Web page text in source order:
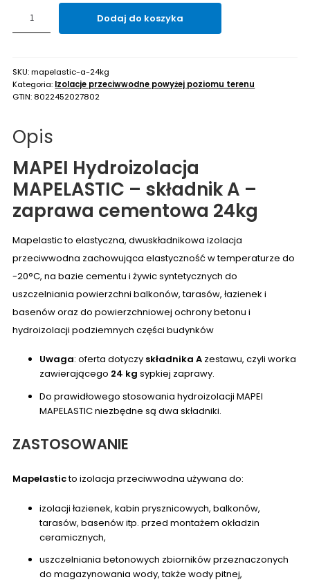
Hydroizolacja
-
składnik
A
cementowa
Dodaj do koszyka
SKU:mapelastic-a-24kg
Kategoria: Izolacje przeciwwodne powyżej poziomu terenu
GTIN: 8022452027802
Opis
MAPEI Hydroizolacja
MAPELASTIC – składnik A –
zaprawa cementowa 24kg
Mapelastic to elastyczna, dwuskładnikowa izolacja
przeciwwodna zachowująca elastyczność w temperaturze do
-20°C, na bazie cementu i żywic syntetycznych do
uszczelniania powierzchni balkonów, tarasów, łazienek i
basenów oraz do powierzchniowej ochrony betonu i
hydroizolacji podziemnych części budynków
Uwaga: oferta dotyczy składnika A zestawu, czyli worka
zawierającego 24 kg sypkiej zaprawy.
Do prawidłowego stosowania hydroizolacji MAPEI
MAPELASTIC niezbędne są dwa składniki.
ZASTOSOWANIE
Mapelasticto izolacja przeciwwodna używana do:
izolacji łazienek, kabin prysznicowych, balkonów,
tarasów, basenów itp. przed montażem okładzin
ceramicznych,
uszczelniania betonowych zbiorników przeznaczonych
do magazynowania wody, także wody pitnej,